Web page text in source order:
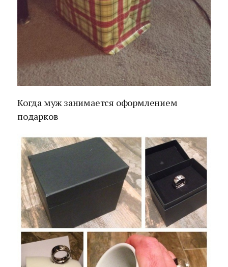
Когда муж занимается оформлением
подарков